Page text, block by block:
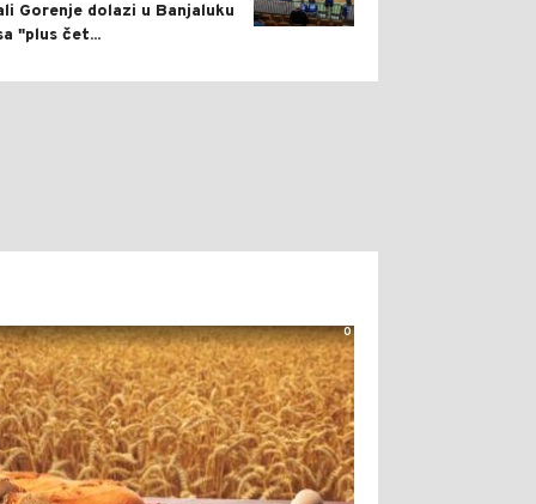
Gorenje dolazi u Banjaluku
"plus čet...
0